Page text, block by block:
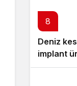
8
Deniz
implant